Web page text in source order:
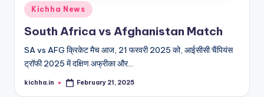
Kichha News
South Africa vs Afghanistan Match
SA vs AFG क्रिकेट मैच आज, 21 फरवरी 2025 को, आईसीसी चैंपियंस
ट्रॉफी 2025 में दक्षिण अफ्रीका और…
kichha.in February 21, 2025